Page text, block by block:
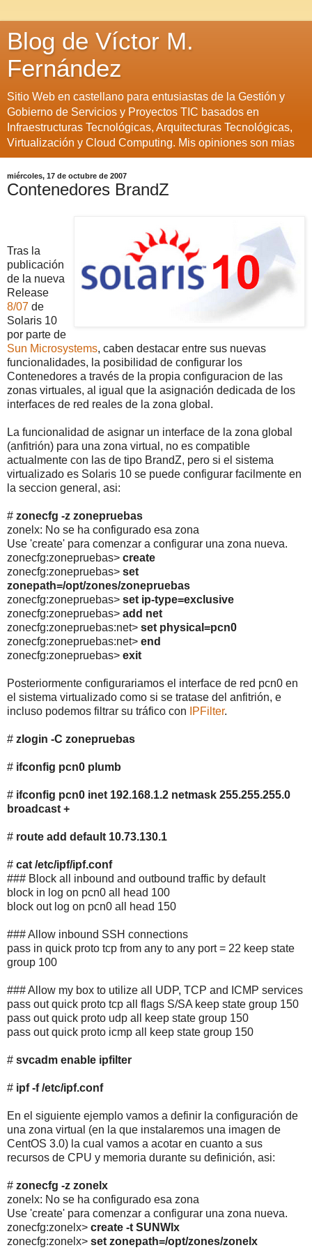
Blog de Víctor M.
Fernández
Sitio Web en castellano para entusiastas de la Gestión y
Gobierno de Servicios y Proyectos TIC basados en
Infraestructuras Tecnológicas, Arquitecturas Tecnológicas,
Virtualización y Cloud Computing. Mis opiniones son mias
miércoles, 17 de octubre de 2007
Contenedores BrandZ
Tras la
publicación
de la nueva
Release
8/07 de
Solaris 10
por parte de
Sun Microsystems, caben destacar entre sus nuevas
funcionalidades, la posibilidad de configurar los
Contenedores a través de la propia configuracion de las
zonas virtuales, al igual que la asignación dedicada de los
interfaces de red reales de la zona global.
La funcionalidad de asignar un interface de la zona global
(anfitrión) para una zona virtual, no es compatible
actualmente con las de tipo BrandZ, pero si el sistema
virtualizado es Solaris 10 se puede configurar facilmente en
la seccion general, asi:
# zonecfg -z zonepruebas
zonelx: No se ha configurado esa zona
Use 'create' para comenzar a configurar una zona nueva.
zonecfg:zonepruebas> create
zonecfg:zonepruebas> set
zonepath=/opt/zones/zonepruebas
zonecfg:zonepruebas> set ip-type=exclusive
zonecfg:zonepruebas> add net
zonecfg:zonepruebas:net> set physical=pcn0
zonecfg:zonepruebas:net> end
zonecfg:zonepruebas> exit
Posteriormente configurariamos el interface de red pcn0 en
el sistema virtualizado como si se tratase del anfitrión, e
incluso podemos filtrar su tráfico con
IPFilter.
# zlogin -C zonepruebas
# ifconfig pcn0 plumb
# ifconfig pcn0 inet 192.168.1.2 netmask 255.255.255.0
broadcast +
# route add default 10.73.130.1
# cat /etc/ipf/ipf.conf
### Block all inbound and outbound traffic by default
block in log on pcn0 all head 100
block out log on pcn0 all head 150
### Allow inbound SSH connections
pass in quick proto tcp from any to any port = 22 keep state
group 100
### Allow my box to utilize all UDP, TCP and ICMP services
pass out quick proto tcp all flags S/SA keep state group 150
pass out quick proto udp all keep state group 150
pass out quick proto icmp all keep state group 150
# svcadm enable ipfilter
# ipf -f /etc/ipf.conf
En el siguiente ejemplo vamos a definir la configuración de
una zona virtual (en la que instalaremos una imagen de
CentOS 3.0) la cual vamos a acotar en cuanto a sus
recursos de CPU y memoria durante su definición, asi:
# zonecfg -z zonelx
zonelx: No se ha configurado esa zona
Use 'create' para comenzar a configurar una zona nueva.
zonecfg:zonelx> create -t SUNWlx
zonecfg:zonelx> set zonepath=/opt/zones/zonelx